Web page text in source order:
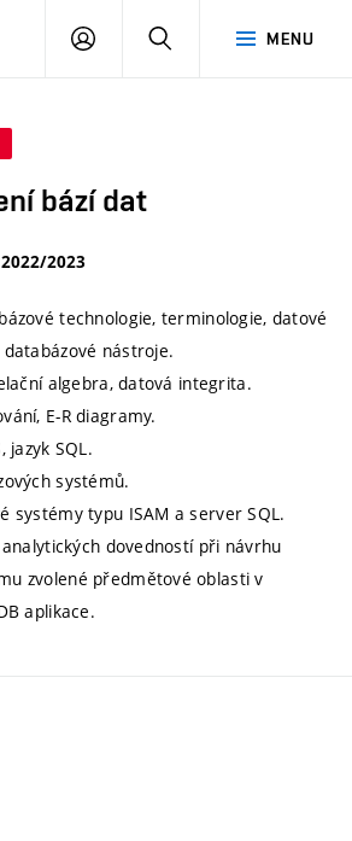
MENU
PŘIHLÁSIT
bází dat
2023
technologie, terminologie, datové
nástroje.
algebra, datová integrita.
E-R diagramy.
jazyk SQL.
systémů.
systémy typu ISAM a server SQL.
dovedností při návrhu
zvolené předmětové oblasti v
aplikace.